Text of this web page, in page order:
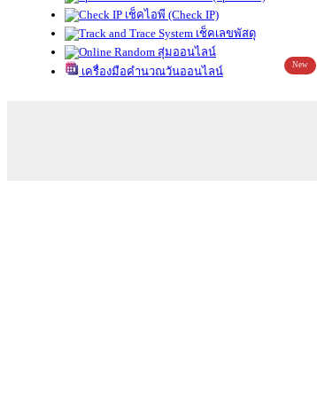
เช็คไอพี (Check IP)
เช็คเลขพัสดุ
สุ่มออนไลน์
เครื่องมือคำนวณวันออนไลน์
New